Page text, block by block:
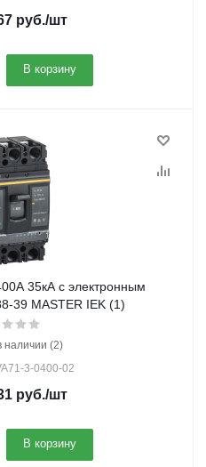
руб./шт
В корзину
35кА с электронным
39 MASTER IEK (1)
наличии (2)
3-0400-02
руб./шт
В корзину